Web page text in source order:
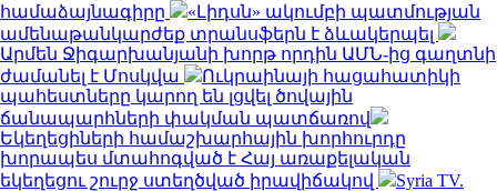
համաձայնագիրը
«Լիդսն» ակումբի պատմության
ամենաթանկարժեք տրանսֆերն է ձևակերպել
Արմեն Ջիգարխանյանի խորթ որդին ԱՄՆ-ից գաղտնի
ժամանել է Մոսկվա
Ուկրաինայի հացահատիկի
պահեստները կարող են լցվել ծովային
ճանապարհների փակման պատճառով
Եկեղեցիների համաշխարհային խորհուրդը
խորապես մտահոգված է Հայ առաքելական
եկեղեցու շուրջ ստեղծված իրավիճակով
Syria TV.